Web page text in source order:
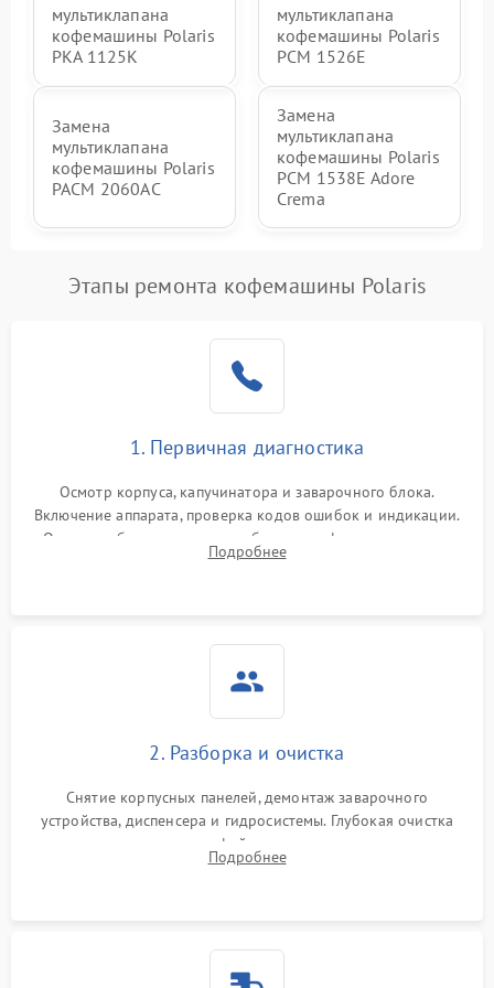
мультиклапана
кофемашины Polaris
PKA 1125K
мультиклапана
кофемашины Polaris
PCM 1526E
Замена
мультиклапана
кофемашины Polaris
PACM 2060AC
Замена
мультиклапана
кофемашины Polaris
PCM 1538E Adore
Crema
Этапы ремонта кофемашины Polaris
1. Первичная диагностика
Осмотр корпуса, капучинатора и заварочного блока.
Включение аппарата, проверка кодов ошибок и индикации.
Оценка работы помпы, термоблока и кофемолки на слух.
Измерение температуры и давления воды для выявления
Подробнее
2. Разборка и очистка
Снятие корпусных панелей, демонтаж заварочного
устройства, диспенсера и гидросистемы. Глубокая очистка
внутренних узлов от кофейных масел, жмыха и накипи.
Промывка дренажных каналов и фильтров с использованием
Подробнее